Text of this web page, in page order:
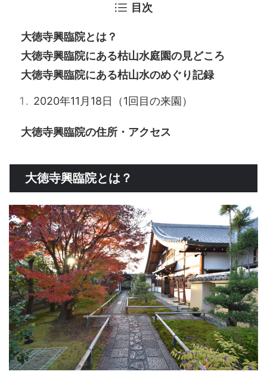
目次
大徳寺興臨院とは？
大徳寺興臨院にある枯山水庭園の見どころ
大徳寺興臨院にある枯山水のめぐり記録
2020年11月18日（1回目の来園）
大徳寺興臨院の住所・アクセス
大徳寺興臨院とは？